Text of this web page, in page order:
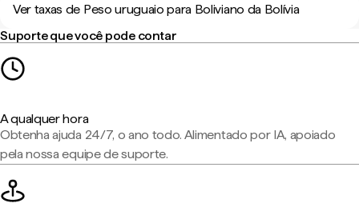
Ver taxas de Peso uruguaio para Boliviano da Bolívia
Suporte que você pode contar
A qualquer hora
Obtenha ajuda 24/7, o ano todo. Alimentado por IA, apoiado
pela nossa equipe de suporte.